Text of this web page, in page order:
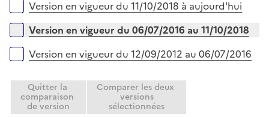
r
e
r
Versions sur la période
Version en vigueur du 11/10/2018 à aujourd'hui
Version en vigueur du 06/07/2016 au 11/10/2018
Version en vigueur du 12/09/2012 au 06/07/2016
Quitter la
comparaison
de version
Comparer les deux
versions
sélectionnées